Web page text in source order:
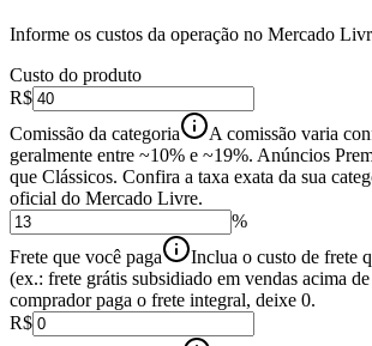
Informe os custos da operação no Mercado
Custo do produto
R$
Comissão da categoria
A comissão varia
geralmente entre ~10% e ~19%. Anúncios
que Clássicos. Confira a taxa exata da sua
oficial do Mercado Livre.
%
Frete que você paga
Inclua o custo de frete
(ex.: frete grátis subsidiado em vendas acima
comprador paga o frete integral, deixe 0.
R$